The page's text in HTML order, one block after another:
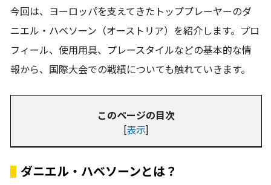
今回は、ヨーロッパを支えてきたトッププレーヤーのダ
ニエル・ハベソーン（オーストリア）を紹介します。プロ
フィール、使用用具、プレースタイルなどの基本的な情
報から、国際大会での戦績についても触れていきます。
このページの目次
[表示]
ダニエル・ハベソーンとは？